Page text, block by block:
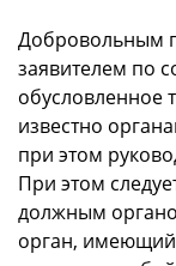
Добровольным
заявителем по
обусловленное
известно
при этом
При этом
должным
орган, имеющий